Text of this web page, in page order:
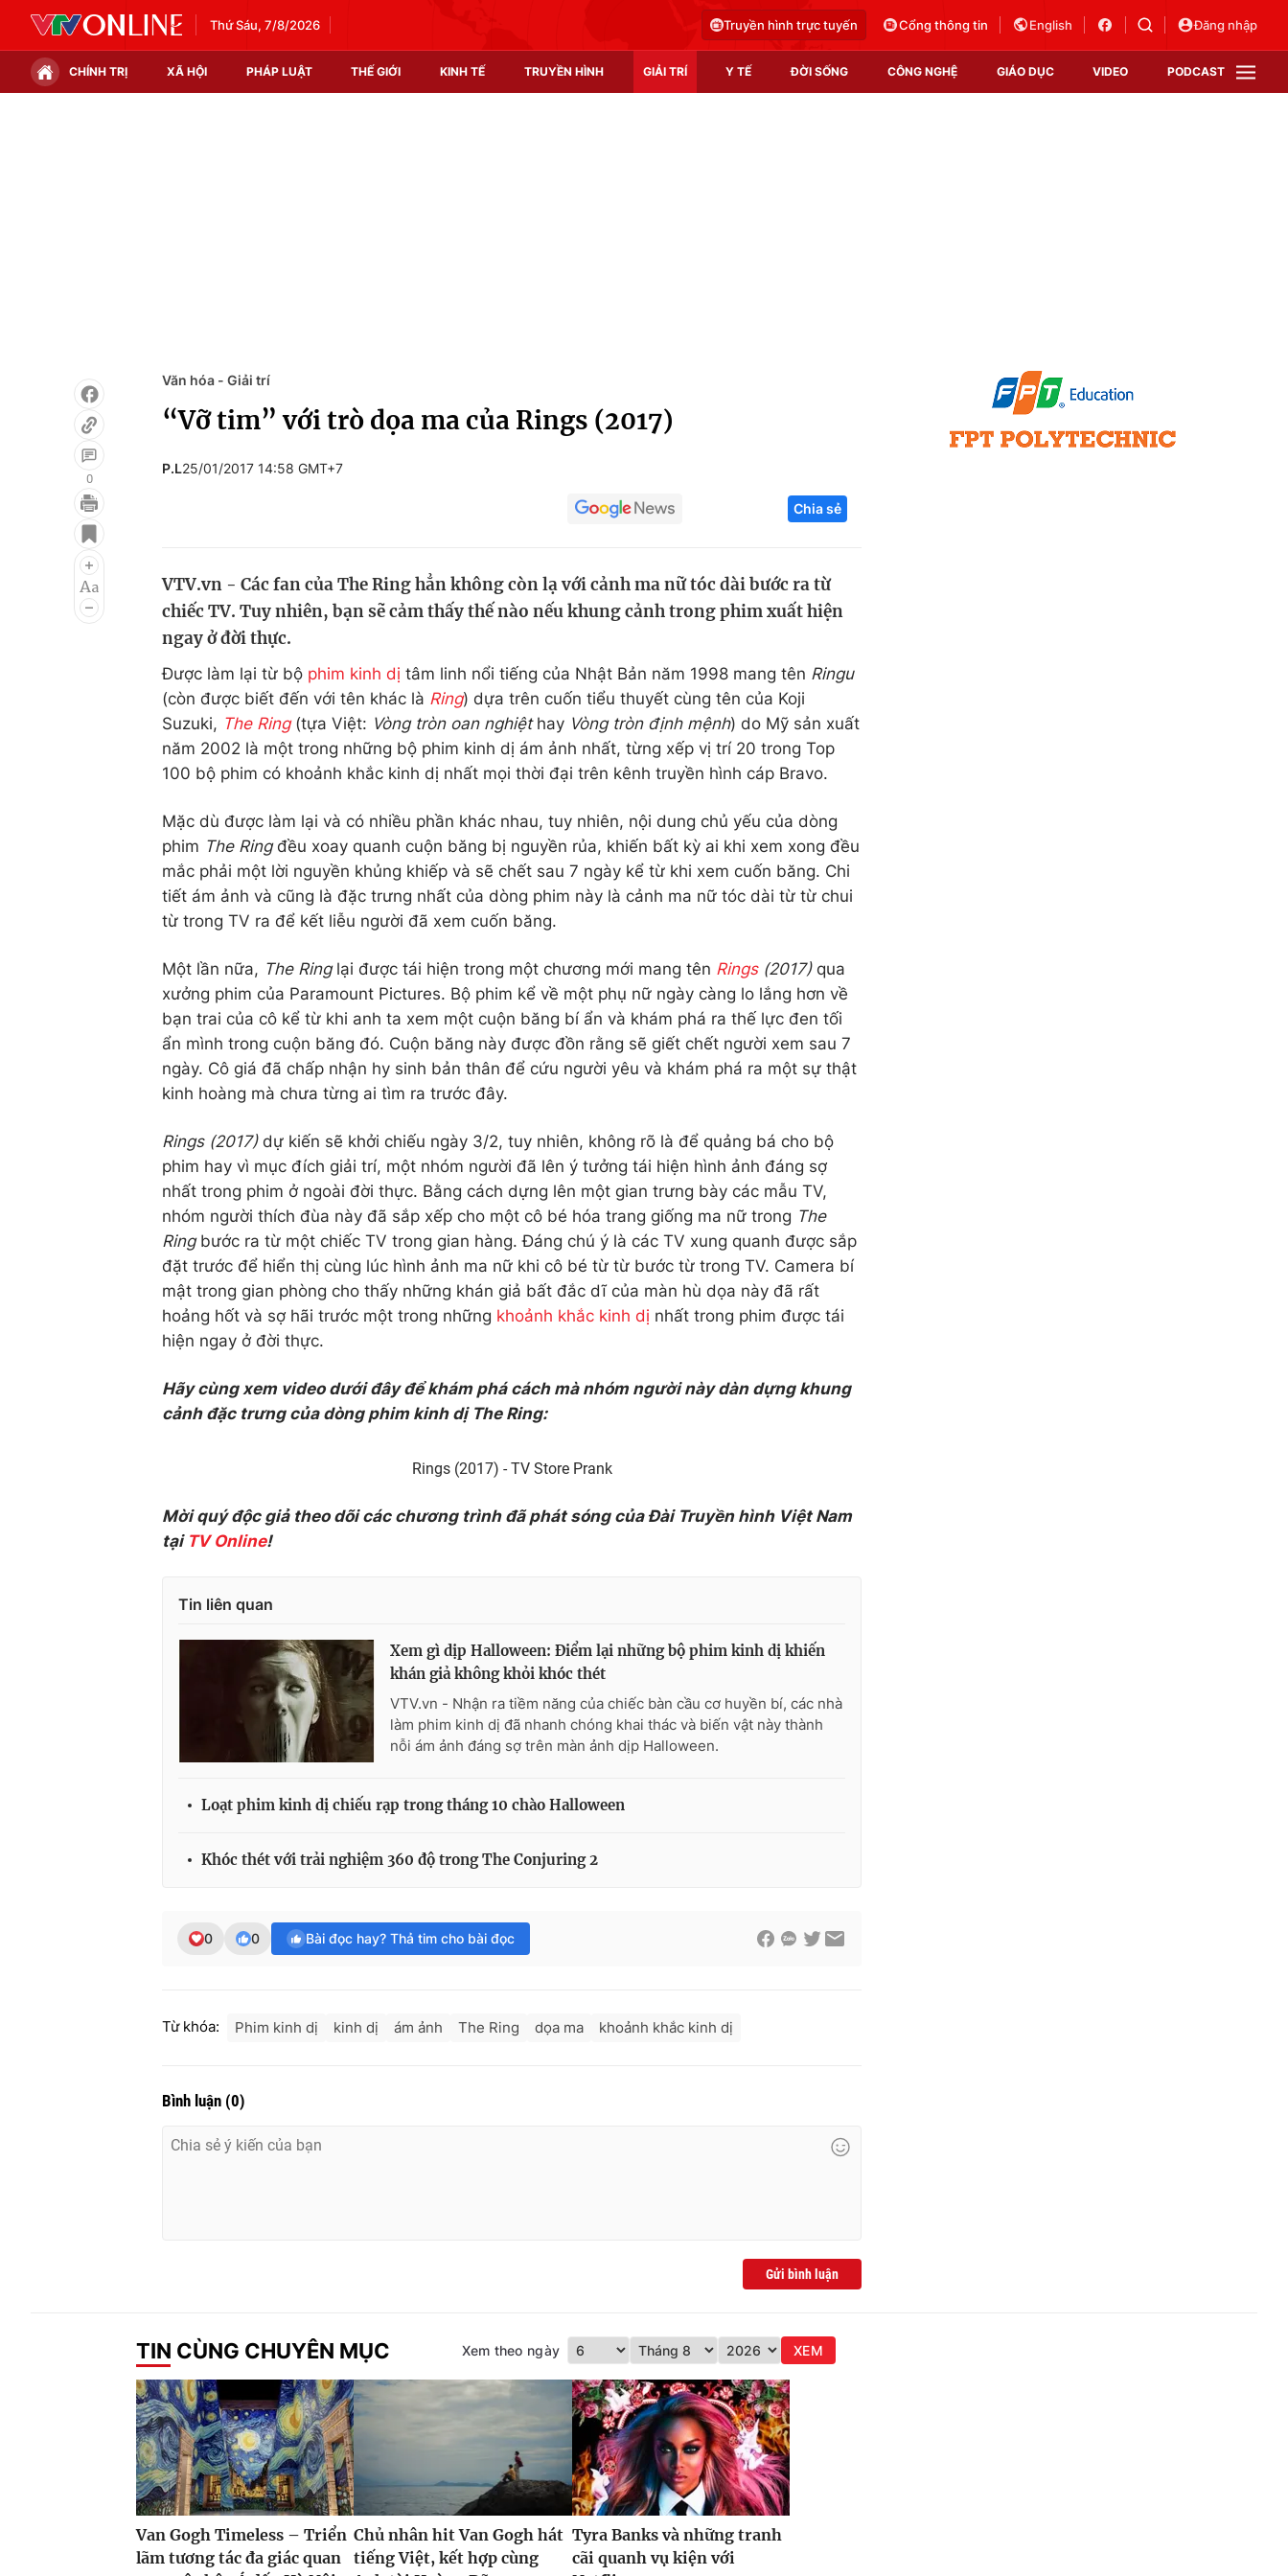
Thứ Sáu, 7/8/2026 Truyền hình trực tuyến Cổng thông tin English Đăng nhập
CHÍNH TRỊ XÃ HỘI PHÁP LUẬT THẾ GIỚI KINH TẾ TRUYỀN HÌNH GIẢI TRÍ Y TẾ ĐỜI SỐNG CÔNG NGHỆ GIÁO DỤC VIDEO PODCAST
Điện ảnh
Âm nhạc
Làm đẹp
Chất lượng cuộc sống
Học trực tuyến
Công nghệ
Sản phẩm
Tư vấn
Giao lưu trực tuyến
0
Văn hóa - Giải trí
“Vỡ tim” với trò dọa ma của Rings (2017)
P.L25/01/2017 14:58 GMT+7
Chia sẻ
VTV.vn - Các fan của The Ring hẳn không còn lạ với cảnh ma nữ tóc dài bước ra từ
chiếc TV. Tuy nhiên, bạn sẽ cảm thấy thế nào nếu khung cảnh trong phim xuất hiện
ngay ở đời thực.
Được làm lại từ bộ phim kinh dị tâm linh nổi tiếng của Nhật Bản năm 1998 mang tên Ringu
(còn được biết đến với tên khác là Ring) dựa trên cuốn tiểu thuyết cùng tên của Koji
Suzuki, The Ring (tựa Việt: Vòng tròn oan nghiệthay Vòng tròn định mệnh) do Mỹ sản xuất
năm 2002 là một trong những bộ phim kinh dị ám ảnh nhất, từng xếp vị trí 20 trong Top
100 bộ phim có khoảnh khắc kinh dị nhất mọi thời đại trên kênh truyền hình cáp Bravo.
Mặc dù được làm lại và có nhiều phần khác nhau, tuy nhiên, nội dung chủ yếu của dòng
phim The Ringđều xoay quanh cuộn băng bị nguyền rủa, khiến bất kỳ ai khi xem xong đều
mắc phải một lời nguyền khủng khiếp và sẽ chết sau 7 ngày kể từ khi xem cuốn băng. Chi
tiết ám ảnh và cũng là đặc trưng nhất của dòng phim này là cảnh ma nữ tóc dài từ từ chui
từ trong TV ra để kết liễu người đã xem cuốn băng.
Một lần nữa, The Ringlại được tái hiện trong một chương mới mang tên Rings(2017)qua
xưởng phim của Paramount Pictures. Bộ phim kể về một phụ nữ ngày càng lo lắng hơn về
bạn trai của cô kể từ khi anh ta xem một cuộn băng bí ẩn và khám phá ra thế lực đen tối
ẩn mình trong cuộn băng đó. Cuộn băng này được đồn rằng sẽ giết chết người xem sau 7
ngày. Cô giá đã chấp nhận hy sinh bản thân để cứu người yêu và khám phá ra một sự thật
kinh hoàng mà chưa từng ai tìm ra trước đây.
Rings (2017)dự kiến sẽ khởi chiếu ngày 3/2, tuy nhiên, không rõ là để quảng bá cho bộ
phim hay vì mục đích giải trí, một nhóm người đã lên ý tưởng tái hiện hình ảnh đáng sợ
nhất trong phim ở ngoài đời thực. Bằng cách dựng lên một gian trưng bày các mẫu TV,
nhóm người thích đùa này đã sắp xếp cho một cô bé hóa trang giống ma nữ trong The
Ring bước ra từ một chiếc TV trong gian hàng. Đáng chú ý là các TV xung quanh được sắp
đặt trước để hiển thị cùng lúc hình ảnh ma nữ khi cô bé từ từ bước từ trong TV. Camera bí
mật trong gian phòng cho thấy những khán giả bất đắc dĩ của màn hù dọa này đã rất
hoảng hốt và sợ hãi trước một trong những khoảnh khắc kinh dị nhất trong phim được tái
hiện ngay ở đời thực.
Hãy cùng xem video dưới đây để khám phá cách mà nhóm người này dàn dựng khung
cảnh đặc trưng của dòng phim kinh dị The Ring:
Rings (2017) - TV Store Prank
Mời quý độc giả theo dõi các chương trình đã phát sóng của Đài Truyền hình Việt Nam
tại TV Online!
Tin liên quan
Xem gì dịp Halloween: Điểm lại những bộ phim kinh dị khiến
khán giả không khỏi khóc thét
VTV.vn - Nhận ra tiềm năng của chiếc bàn cầu cơ huyền bí, các nhà
làm phim kinh dị đã nhanh chóng khai thác và biến vật này thành
nỗi ám ảnh đáng sợ trên màn ảnh dịp Halloween.
Loạt phim kinh dị chiếu rạp trong tháng 10 chào Halloween
Khóc thét với trải nghiệm 360 độ trong The Conjuring 2
0 0 Bài đọc hay? Thả tim cho bài đọc
Từ khóa: Phim kinh dị kinh dị ám ảnh The Ring dọa ma khoảnh khắc kinh dị
Bình luận (0)
Gửi bình luận
TIN CÙNG CHUYÊN MỤC Xem theo ngày XEM
Van Gogh Timeless – Triển
lãm tương tác đa giác quan
Chủ nhân hit Van Gogh hát
tiếng Việt, kết hợp cùng
Tyra Banks và những tranh
cãi quanh vụ kiện với